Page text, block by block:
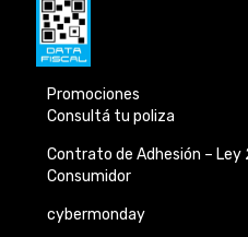
Promociones
Consultá tu poliza
Contrato de Adhesión – Ley
Consumidor
cybermonday